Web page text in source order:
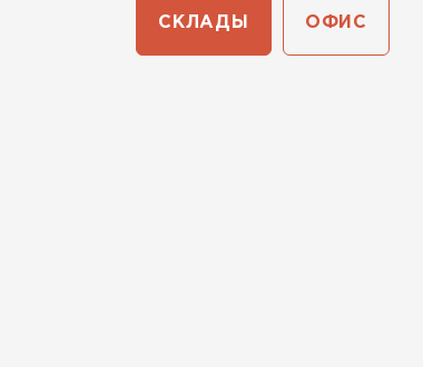
СКЛАДЫ ОФИС